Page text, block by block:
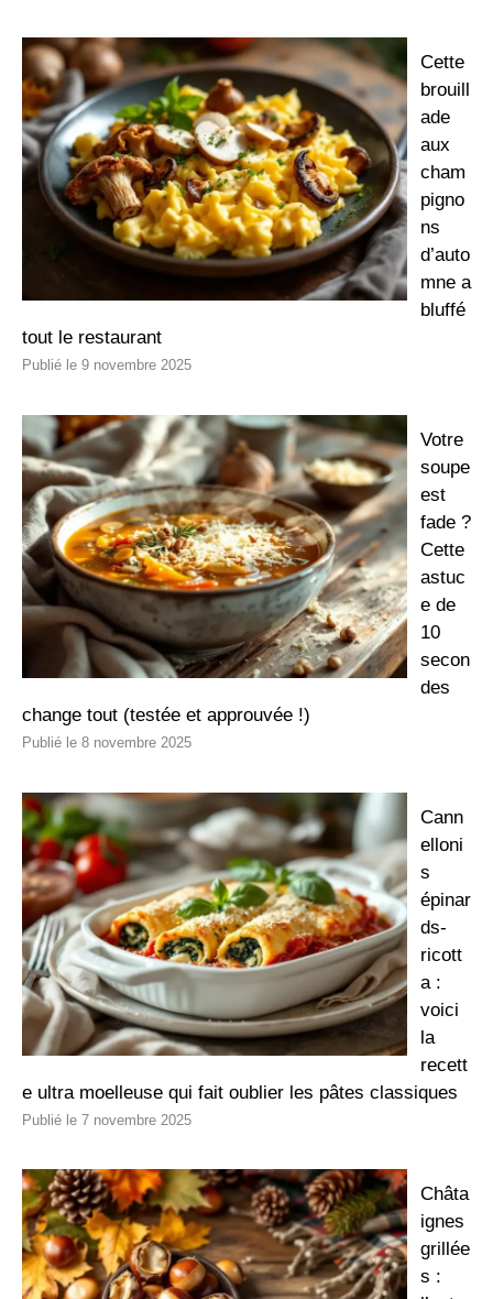
Cette
brouill
ade
aux
cham
pigno
ns
d’auto
mne a
bluffé
tout le restaurant
9 novembre 2025
Votre
soupe
est
fade ?
Cette
astuc
e de
10
secon
des
change tout (testée et approuvée !)
8 novembre 2025
Cann
elloni
s
épinar
ds-
ricott
a :
voici
la
recett
e ultra moelleuse qui fait oublier les pâtes classiques
7 novembre 2025
Châta
ignes
grillée
s :